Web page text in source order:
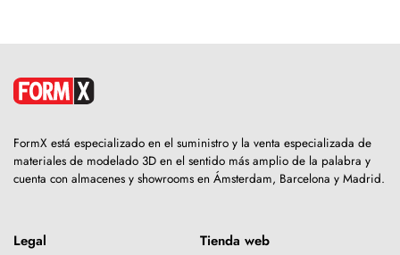
FormX está especializado en el suministro y la venta especializada de
materiales de modelado 3D en el sentido más amplio de la palabra y
cuenta con almacenes y showrooms en Ámsterdam, Barcelona y Madrid.
Legal Tienda web